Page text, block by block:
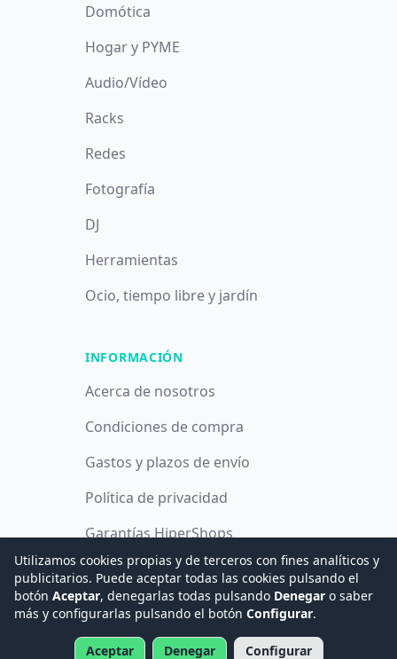
Domótica
Hogar y PYME
Audio/Vídeo
Racks
Redes
Fotografía
DJ
Herramientas
Ocio, tiempo libre y jardín
INFORMACIÓN
Acerca de nosotros
Condiciones de compra
Gastos y plazos de envío
Política de privacidad
Garantías HiperShops
Política de cookies
© 2008 -2026Hogar Digital e Inmótica Ingenieros, S.L.
Utilizamos cookies propias y de terceros con fines analíticos y
publicitarios. Puede aceptar todas las cookies pulsando el
botón Aceptar, denegarlas todas pulsando Denegar o saber
más y configurarlas pulsando el botón Configurar.
Aceptar Denegar Configurar